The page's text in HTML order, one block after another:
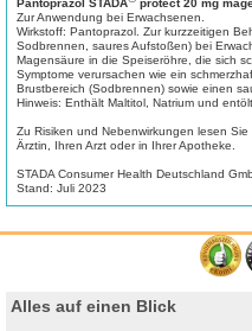
Pantoprazol STADA
protect 20 mg
Zur Anwendung bei Erwachsenen.
Wirkstoff: Pantoprazol. Zur kurzzeitigen
Sodbrennen, saures Aufstoßen) bei
Magensäure in die Speiseröhre, die sich
Symptome verursachen wie ein
Brustbereich (Sodbrennen) sowie einen
Hinweis: Enthält Maltitol, Natrium und
Zu Risiken und Nebenwirkungen lesen
Ärztin, Ihren Arzt oder in Ihrer Apotheke.
STADA Consumer Health Deutschland
Stand: Juli 2023
Alles auf einen Blick